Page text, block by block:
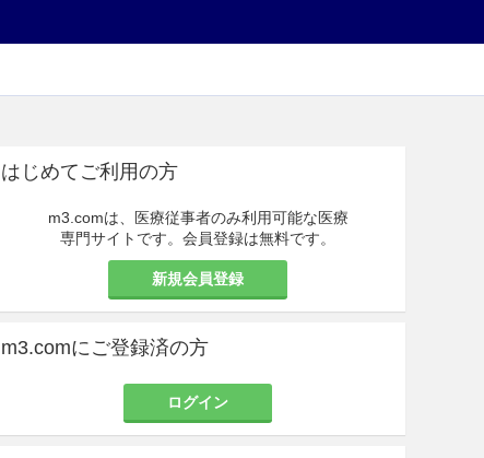
はじめてご利用の方
m3.comは、医療従事者のみ利用可能な医療
専門サイトです。会員登録は無料です。
新規会員登録
m3.comにご登録済の方
ログイン